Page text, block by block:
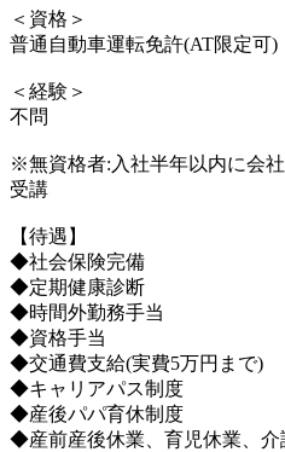
＜資格＞
普通自動車運転免許(AT限定
＜経験＞
不問
※無資格者:入社半年以内に会
受講
【待遇】
◆社会保険完備
◆定期健康診断
◆時間外勤務手当
◆資格手当
◆交通費支給(実費5万円まで)
◆キャリアパス制度
◆産後パパ育休制度
◆産前産後休業、育児休業、介